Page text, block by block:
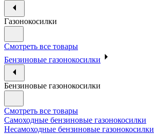
Газонокосилки
Смотреть все товары
Бензиновые газонокосилки
Бензиновые газонокосилки
Смотреть все товары
Самоходные бензиновые газонокосилки
Несамоходные бензиновые газонокосилки